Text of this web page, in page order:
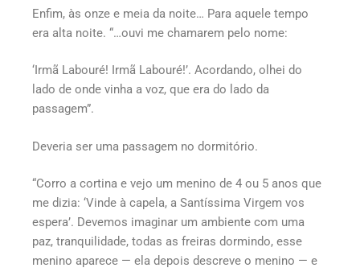
Enfim, às onze e meia da noite… Para aquele tempo
era alta noite. “…ouvi me chamarem pelo nome:
‘Irmã Labouré! Irmã Labouré!’. Acordando, olhei do
lado de onde vinha a voz, que era do lado da
passagem”.
Deveria ser uma passagem no dormitório.
“Corro a cortina e vejo um menino de 4 ou 5 anos que
me dizia: ‘Vinde à capela, a Santíssima Virgem vos
espera’. Devemos imaginar um ambiente com uma
paz, tranquilidade, todas as freiras dormindo, esse
menino aparece — ela depois descreve o menino — e